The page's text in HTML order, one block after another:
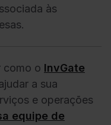
às
como o InvGate
a sua
e operações
equipe de